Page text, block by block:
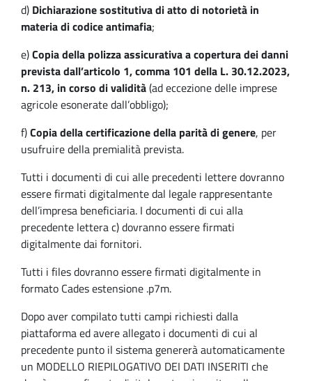
d) Dichiarazione sostitutiva di atto di notorietà in
materia di codice antimafia;
e)Copia della polizza assicurativa a copertura dei danni
prevista dall’articolo 1, comma 101 della L. 30.12.2023,
n. 213, in corso di validità(ad eccezione delle imprese
agricole esonerate dall’obbligo);
f)Copia della certificazione della parità di genere, per
usufruire della premialità prevista.
Tutti i documenti di cui alle precedenti lettere dovranno
essere firmati digitalmente dal legale rappresentante
dell’impresa beneficiaria. I documenti di cui alla
precedente lettera c) dovranno essere firmati
digitalmente dai fornitori.
Tutti i files dovranno essere firmati digitalmente in
formato Cades estensione .p7m.
Dopo aver compilato tutti campi richiesti dalla
piattaforma ed avere allegato i documenti di cui al
precedente punto il sistema genererà automaticamente
un MODELLO RIEPILOGATIVO DEI DATI INSERITI che